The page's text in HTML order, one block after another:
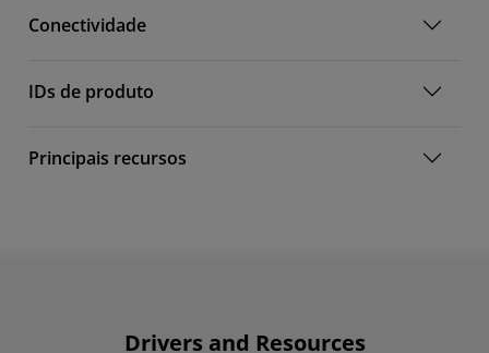
Conectividade
IDs de produto
Principais recursos
Drivers and Resources